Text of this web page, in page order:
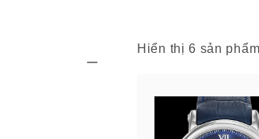
Hiển thị 6 sản phẩm